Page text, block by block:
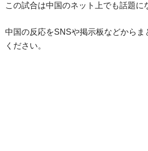
この試合は中国のネット上でも話題に
中国の反応をSNSや掲示板などからま
ください。